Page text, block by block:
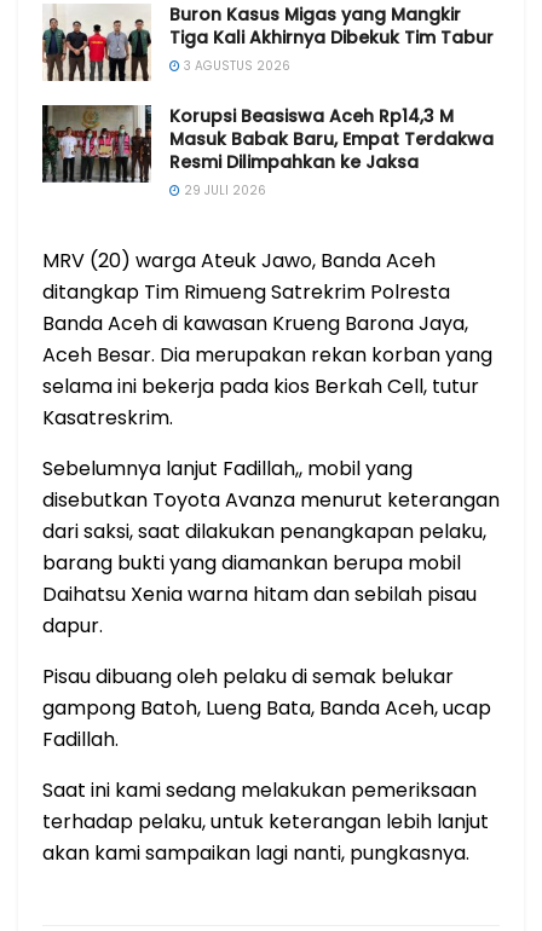
Buron Kasus Migas yang Mangkir
Tiga Kali Akhirnya Dibekuk Tim Tabur
3 AGUSTUS 2026
Korupsi Beasiswa Aceh Rp14,3 M
Masuk Babak Baru, Empat Terdakwa
Resmi Dilimpahkan ke Jaksa
29 JULI 2026
MRV (20) warga Ateuk Jawo, Banda Aceh
ditangkap Tim Rimueng Satrekrim Polresta
Banda Aceh di kawasan Krueng Barona Jaya,
Aceh Besar. Dia merupakan rekan korban yang
selama ini bekerja pada kios Berkah Cell, tutur
Kasatreskrim.
Sebelumnya lanjut Fadillah,, mobil yang
disebutkan Toyota Avanza menurut keterangan
dari saksi, saat dilakukan penangkapan pelaku,
barang bukti yang diamankan berupa mobil
Daihatsu Xenia warna hitam dan sebilah pisau
dapur.
Pisau dibuang oleh pelaku di semak belukar
gampong Batoh, Lueng Bata, Banda Aceh, ucap
Fadillah.
Saat ini kami sedang melakukan pemeriksaan
terhadap pelaku, untuk keterangan lebih lanjut
akan kami sampaikan lagi nanti, pungkasnya.